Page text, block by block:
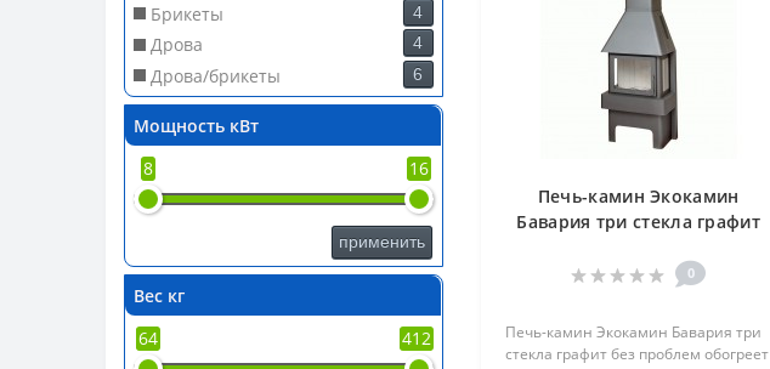
Брикеты
4
Дрова 4
Дрова/брикеты 6
Мощность кВт
8
16
применить
Вес кг
64
412
Печь-камин Экокамин
Бавария три стекла графит
0
Печь-камин Экокамин Бавария три
стекла графит без проблем обогреет